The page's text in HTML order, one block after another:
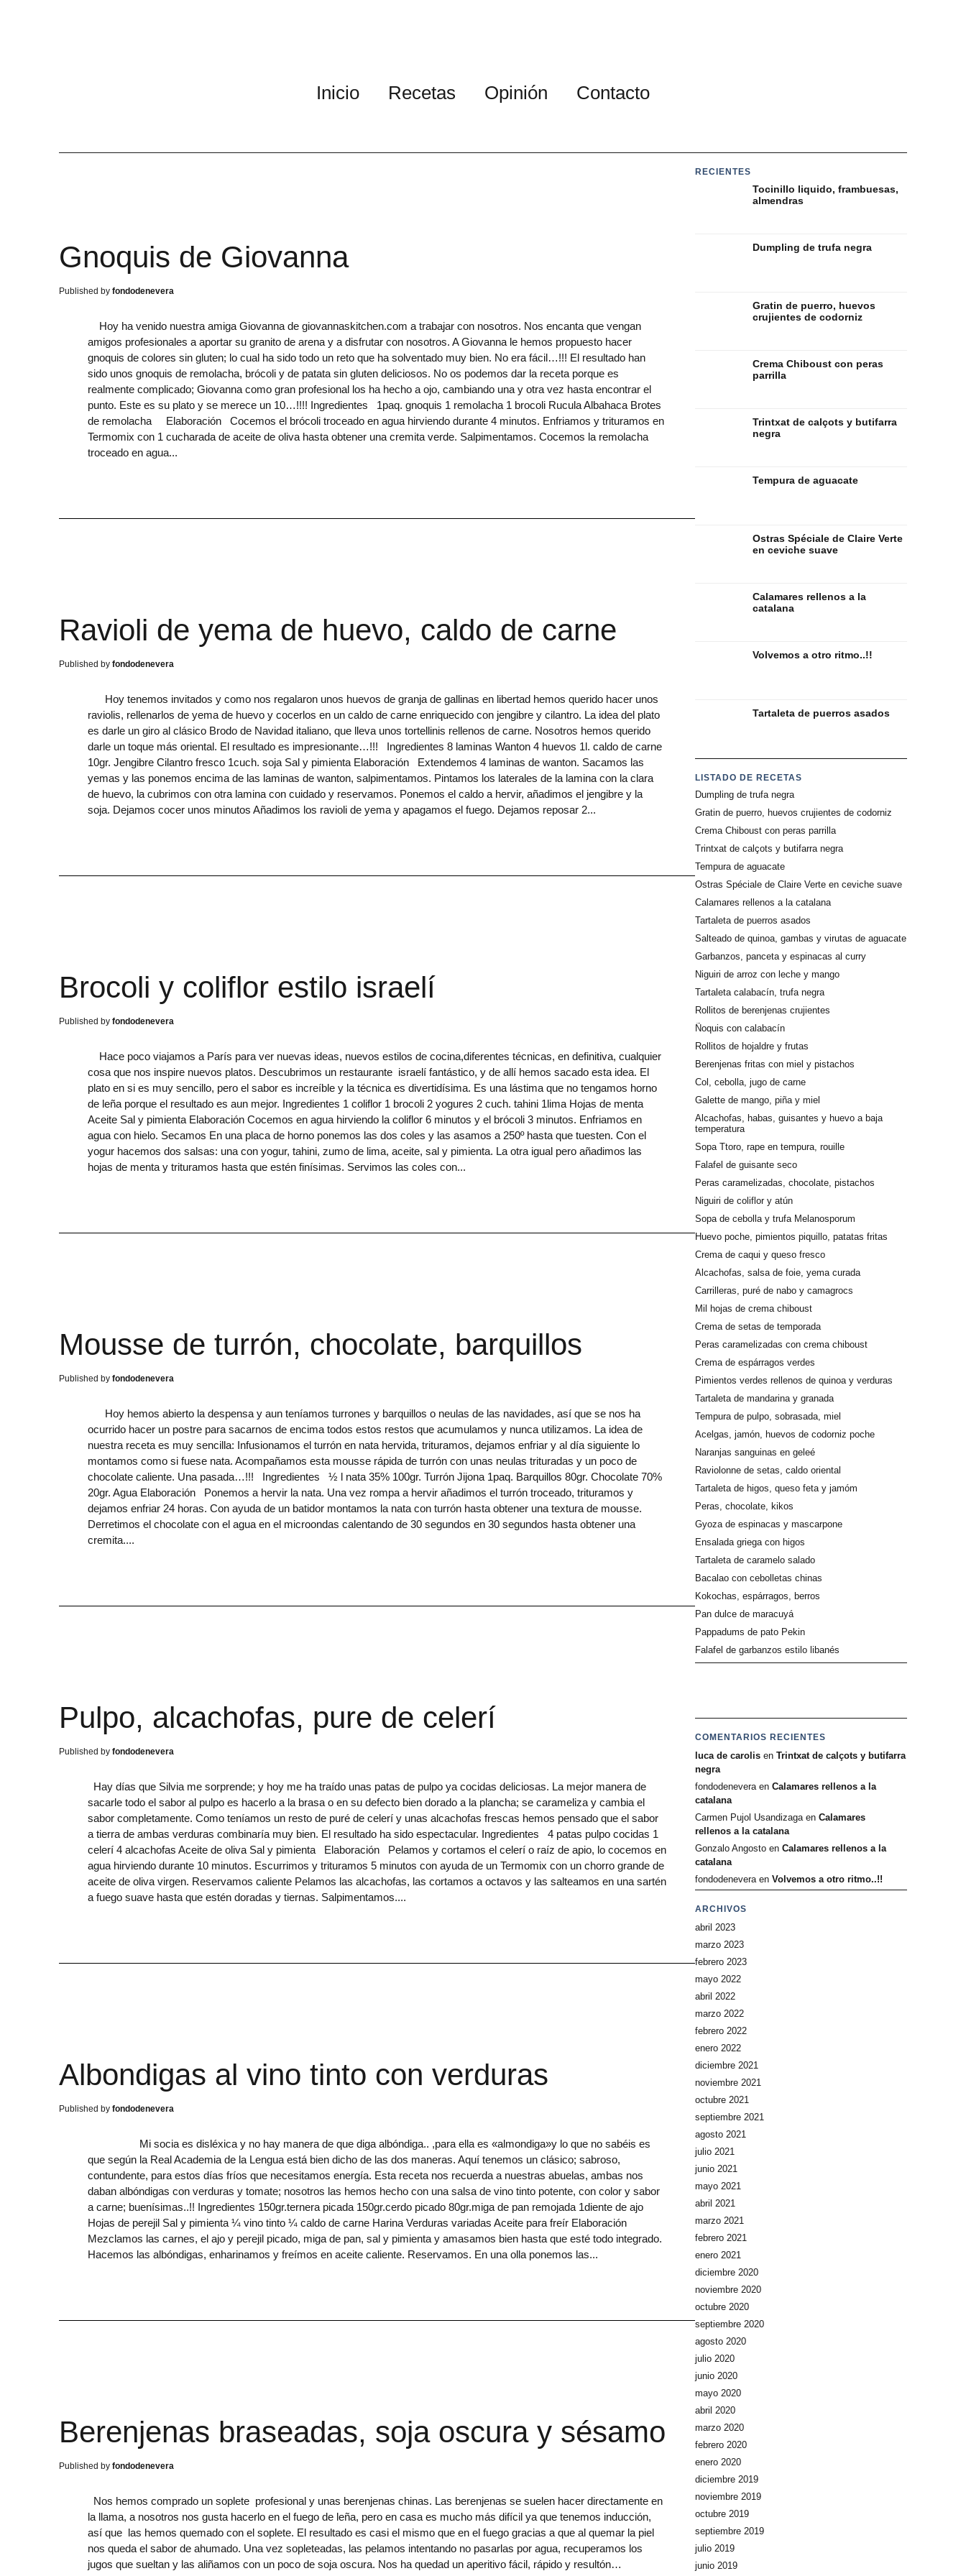
Inicio Recetas Opinión Contacto
Gnoquis de Giovanna
fondodenevera
Hoy ha venido nuestra amiga Giovanna de giovannaskitchen.com a trabajar con nosotros. Nos encanta que vengan
amigos profesionales a aportar su granito de arena y a disfrutar con nosotros. A Giovanna le hemos propuesto hacer
gnoquis de colores sin gluten; lo cual ha sido todo un reto que ha solventado muy bien. No era fácil…!!! El resultado han
sido unos gnoquis de remolacha, brócoli y de patata sin gluten deliciosos. No os podemos dar la receta porque es
realmente complicado; Giovanna como gran profesional los ha hecho a ojo, cambiando una y otra vez hasta encontrar el
punto. Este es su plato y se merece un 10…!!!! Ingredientes 1paq. gnoquis 1 remolacha 1 brocoli Rucula Albahaca Brotes
de remolacha Elaboración Cocemos el brócoli troceado en agua hirviendo durante 4 minutos. Enfriamos y trituramos en
Termomix con 1 cucharada de aceite de oliva hasta obtener una cremita verde. Salpimentamos. Cocemos la remolacha
troceado en agua
Ravioli de yema de huevo, caldo de carne
fondodenevera
Hoy tenemos invitados y como nos regalaron unos huevos de granja de gallinas en libertad hemos querido hacer unos
raviolis, rellenarlos de yema de huevo y cocerlos en un caldo de carne enriquecido con jengibre y cilantro. La idea del plato
es darle un giro al clásico Brodo de Navidad italiano, que lleva unos tortellinis rellenos de carne. Nosotros hemos querido
darle un toque más oriental. El resultado es impresionante…!!! Ingredientes 8 laminas Wanton 4 huevos 1l. caldo de carne
10gr. Jengibre Cilantro fresco 1cuch. soja Sal y pimienta Elaboración Extendemos 4 laminas de wanton. Sacamos las
yemas y las ponemos encima de las laminas de wanton, salpimentamos. Pintamos los laterales de la lamina con la clara
de huevo, la cubrimos con otra lamina con cuidado y reservamos. Ponemos el caldo a hervir, añadimos el jengibre y la
soja. Dejamos cocer unos minutos Añadimos los ravioli de yema y apagamos el fuego. Dejamos reposar 2
Brocoli y coliflor estilo israelí
fondodenevera
Hace poco viajamos a París para ver nuevas ideas, nuevos estilos de cocina,diferentes técnicas, en definitiva, cualquier
cosa que nos inspire nuevos platos. Descubrimos un restaurante israelí fantástico, y de allí hemos sacado esta idea. El
plato en si es muy sencillo, pero el sabor es increíble y la técnica es divertidísima. Es una lástima que no tengamos horno
de leña porque el resultado es aun mejor. Ingredientes 1 coliflor 1 brocoli 2 yogures 2 cuch. tahini 1lima Hojas de menta
Aceite Sal y pimienta Elaboración Cocemos en agua hirviendo la coliflor 6 minutos y el brócoli 3 minutos. Enfriamos en
agua con hielo. Secamos En una placa de horno ponemos las dos coles y las asamos a 250º hasta que tuesten. Con el
yogur hacemos dos salsas: una con yogur, tahini, zumo de lima, aceite, sal y pimienta. La otra igual pero añadimos las
hojas de menta y trituramos hasta que estén finísimas. Servimos las coles con
Mousse de turrón, chocolate, barquillos
fondodenevera
Hoy hemos abierto la despensa y aun teníamos turrones y barquillos o neulas de las navidades, así que se nos ha
ocurrido hacer un postre para sacarnos de encima todos estos restos que acumulamos y nunca utilizamos. La idea de
nuestra receta es muy sencilla: Infusionamos el turrón en nata hervida, trituramos, dejamos enfriar y al día siguiente lo
montamos como si fuese nata. Acompañamos esta mousse rápida de turrón con unas neulas trituradas y un poco de
chocolate caliente. Una pasada…!!! Ingredientes ½ l nata 35% 100gr. Turrón Jijona 1paq. Barquillos 80gr. Chocolate 70%
20gr. Agua Elaboración Ponemos a hervir la nata. Una vez rompa a hervir añadimos el turrón troceado, trituramos y
dejamos enfriar 24 horas. Con ayuda de un batidor montamos la nata con turrón hasta obtener una textura de mousse.
Derretimos el chocolate con el agua en el microondas calentando de 30 segundos en 30 segundos hasta obtener una
cremita.
Pulpo, alcachofas, pure de celerí
fondodenevera
Hay días que Silvia me sorprende; y hoy me ha traído unas patas de pulpo ya cocidas deliciosas. La mejor manera de
sacarle todo el sabor al pulpo es hacerlo a la brasa o en su defecto bien dorado a la plancha; se carameliza y cambia el
sabor completamente. Como teníamos un resto de puré de celerí y unas alcachofas frescas hemos pensado que el sabor
a tierra de ambas verduras combinaría muy bien. El resultado ha sido espectacular. Ingredientes 4 patas pulpo cocidas 1
celerí 4 alcachofas Aceite de oliva Sal y pimienta Elaboración Pelamos y cortamos el celerí o raíz de apio, lo cocemos en
agua hirviendo durante 10 minutos. Escurrimos y trituramos 5 minutos con ayuda de un Termomix con un chorro grande de
aceite de oliva virgen. Reservamos caliente Pelamos las alcachofas, las cortamos a octavos y las salteamos en una sartén
a fuego suave hasta que estén doradas y tiernas. Salpimentamos.
Albondigas al vino tinto con verduras
fondodenevera
Mi socia es disléxica y no hay manera de que diga albóndiga.. ,para ella es «almondiga»y lo que no sabéis es
que según la Real Academia de la Lengua está bien dicho de las dos maneras. Aquí tenemos un clásico; sabroso,
contundente, para estos días fríos que necesitamos energía. Esta receta nos recuerda a nuestras abuelas, ambas nos
daban albóndigas con verduras y tomate; nosotros las hemos hecho con una salsa de vino tinto potente, con color y sabor
a carne; buenísimas..!! Ingredientes 150gr.ternera picada 150gr.cerdo picado 80gr.miga de pan remojada 1diente de ajo
Hojas de perejil Sal y pimienta ¼ vino tinto ¼ caldo de carne Harina Verduras variadas Aceite para freír Elaboración
Mezclamos las carnes, el ajo y perejil picado, miga de pan, sal y pimienta y amasamos bien hasta que esté todo integrado.
Hacemos las albóndigas, enharinamos y freímos en aceite caliente. Reservamos. En una olla ponemos las
Berenjenas braseadas, soja oscura y sésamo
fondodenevera
Nos hemos comprado un soplete profesional y unas berenjenas chinas. Las berenjenas se suelen hacer directamente en
la llama, a nosotros nos gusta hacerlo en el fuego de leña, pero en casa es mucho más difícil ya que tenemos inducción,
así que las hemos quemado con el soplete. El resultado es casi el mismo que en el fuego gracias a que al quemar la piel
nos queda el sabor de ahumado. Una vez sopleteadas, las pelamos intentando no pasarlas por agua, recuperamos los
jugos que sueltan y las aliñamos con un poco de soja oscura. Nos ha quedad un aperitivo fácil, rápido y resultón…
RECIENTES
Tocinillo liquido, frambuesas,
almendras
Dumpling de trufa negra
Gratin de puerro, huevos
crujientes de codorniz
Crema Chiboust con peras
parrilla
Trintxat de calçots y butifarra
negra
Tempura de aguacate
Ostras Spéciale de Claire Verte
en ceviche suave
Calamares rellenos a la
catalana
Volvemos a otro ritmo..!!
Tartaleta de puerros asados
LISTADO DE RECETAS
Dumpling de trufa negra
Gratin de puerro, huevos crujientes de codorniz
Crema Chiboust con peras parrilla
Trintxat de calçots y butifarra negra
Tempura de aguacate
Ostras Spéciale de Claire Verte en ceviche suave
Calamares rellenos a la catalana
Tartaleta de puerros asados
Salteado de quinoa, gambas y virutas de aguacate
Garbanzos, panceta y espinacas al curry
Niguiri de arroz con leche y mango
Tartaleta calabacín, trufa negra
Rollitos de berenjenas crujientes
Ñoquis con calabacín
Rollitos de hojaldre y frutas
Berenjenas fritas con miel y pistachos
Col, cebolla, jugo de carne
Galette de mango, piña y miel
Alcachofas, habas, guisantes y huevo a baja
temperatura
Sopa Ttoro, rape en tempura, rouille
Falafel de guisante seco
Peras caramelizadas, chocolate, pistachos
Niguiri de coliflor y atún
Sopa de cebolla y trufa Melanosporum
Huevo poche, pimientos piquillo, patatas fritas
Crema de caqui y queso fresco
Alcachofas, salsa de foie, yema curada
Carrilleras, puré de nabo y camagrocs
Mil hojas de crema chiboust
Crema de setas de temporada
Peras caramelizadas con crema chiboust
Crema de espárragos verdes
Pimientos verdes rellenos de quinoa y verduras
Tartaleta de mandarina y granada
Tempura de pulpo, sobrasada, miel
Acelgas, jamón, huevos de codorniz poche
Naranjas sanguinas en geleé
Raviolonne de setas, caldo oriental
Tartaleta de higos, queso feta y jamóm
Peras, chocolate, kikos
Gyoza de espinacas y mascarpone
Ensalada griega con higos
Tartaleta de caramelo salado
Bacalao con cebolletas chinas
Kokochas, espárragos, berros
Pan dulce de maracuyá
Pappadums de pato Pekin
Falafel de garbanzos estilo libanés
COMENTARIOS RECIENTES
luca de carolis en Trintxat de calçots y butifarra
negra
fondodeneveraen Calamares rellenos a la
catalana
Carmen Pujol Usandizagaen Calamares
rellenos a la catalana
Gonzalo Angosto en Calamares rellenos a la
catalana
fondodeneveraen Volvemos a otro ritmo..!!
ARCHIVOS
abril 2023
marzo 2023
febrero 2023
mayo 2022
abril 2022
marzo 2022
febrero 2022
enero 2022
diciembre 2021
noviembre 2021
octubre 2021
septiembre 2021
agosto 2021
julio 2021
junio 2021
mayo 2021
abril 2021
marzo 2021
febrero 2021
enero 2021
diciembre 2020
noviembre 2020
octubre 2020
septiembre 2020
agosto 2020
julio 2020
junio 2020
mayo 2020
abril 2020
marzo 2020
febrero 2020
enero 2020
diciembre 2019
noviembre 2019
octubre 2019
septiembre 2019
julio 2019
junio 2019